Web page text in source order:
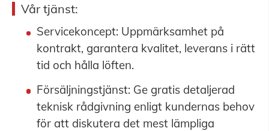
Vår tjänst:
Servicekoncept: Uppmärksamhet på
kontrakt, garantera kvalitet, leverans i rätt
tid och hålla löften.
Försäljningstjänst: Ge gratis detaljerad
teknisk rådgivning enligt kundernas behov
för att diskutera det mest lämpliga